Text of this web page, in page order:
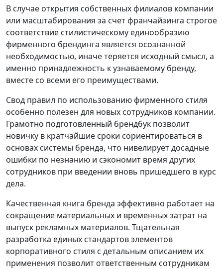
В случае открытия собственных филиалов компании
или масштабирования за счет франчайзинга строгое
соответствие стилистическому единообразию
фирменного брендинга является осознанной
необходимостью, иначе теряется исходный смысл, а
именно принадлежность к узнаваемому бренду,
вместе со всеми его преимуществами.
Свод правил по использованию фирменного стиля
особенно полезен для новых сотрудников компании.
Грамотно подготовленный брендбук позволит
новичку в кратчайшие сроки сориентироваться в
основах системы бренда, что нивелирует досадные
ошибки по незнанию и сэкономит время других
сотрудников при введении вновь пришедшего в курс
дела.
Качественная книга бренда эффективно работает на
сокращение материальных и временных затрат на
выпуск рекламных материалов. Тщательная
разработка единых стандартов элементов
корпоративного стиля с детальным описанием их
применения позволит ответственным сотрудникам